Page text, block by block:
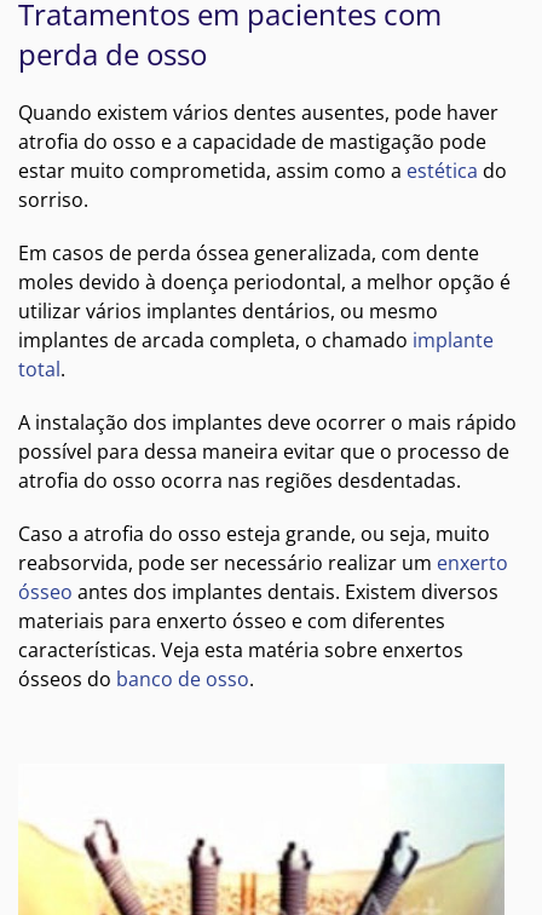
Tratamentos em pacientes com
perda de osso
Quando existem vários dentes ausentes, pode haver
atrofia do osso e a capacidade de mastigação pode
estar muito comprometida, assim como a estética do
sorriso.
Em casos de perda óssea generalizada, com dente
moles devido à doença periodontal, a melhor opção é
utilizar vários implantes dentários, ou mesmo
implantes de arcada completa, o chamado implante
total.
A instalação dos implantes deve ocorrer o mais rápido
possível para dessa maneira evitar que o processo de
atrofia do osso ocorra nas regiões desdentadas.
Caso a atrofia do osso esteja grande, ou seja, muito
reabsorvida, pode ser necessário realizar um enxerto
ósseo antes dos implantes dentais. Existem diversos
materiais para enxerto ósseo e com diferentes
características. Veja esta matéria sobre enxertos
ósseos do banco de osso.